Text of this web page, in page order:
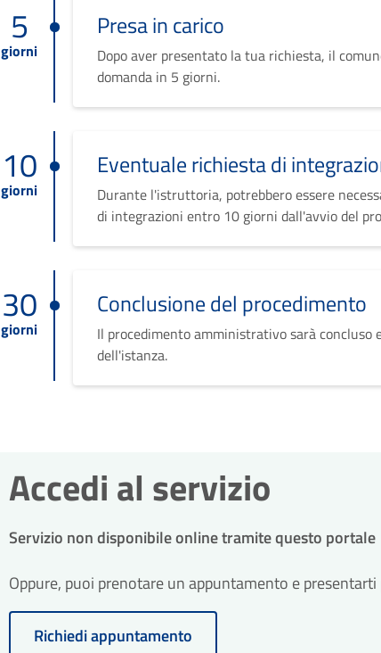
5
giorni
Presa in carico
Dopo aver presentato la tua richiesta, il
domanda in 5 giorni.
10
giorni
Eventuale richiesta di
Durante l'istruttoria, potrebbero essere
di integrazioni entro 10 giorni dall'avvio del
30
giorni
Conclusione del procedimento
Il procedimento amministrativo sarà
dell'istanza.
Accedi al servizio
Servizio non disponibile online tramite questo portale
Oppure, puoi prenotare un appuntamento e
Richiedi appuntamento